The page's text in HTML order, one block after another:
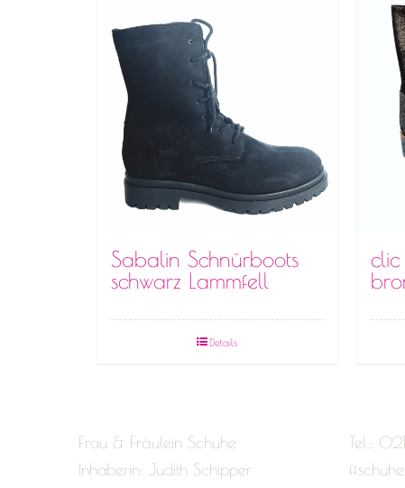
Sabalin Schnürboots
schwarz Lammfell
Details
clic
Frau & Fräulein Schuhe
Inhaberin: Judith Schipper
Tel.: